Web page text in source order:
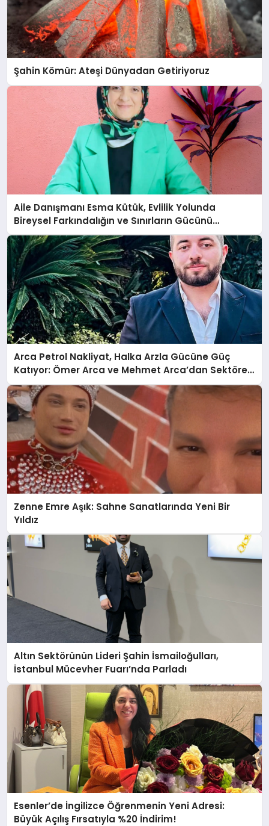
Şahin Kömür: Ateşi Dünyadan Getiriyoruz
Aile Danışmanı Esma Kütük, Evlilik Yolunda
Bireysel Farkındalığın ve Sınırların Gücünü
Anlatıyor
Arca Petrol Nakliyat, Halka Arzla Gücüne Güç
Katıyor: Ömer Arca ve Mehmet Arca’dan Sektöre
Güçlü Yatırım
Zenne Emre Aşık: Sahne Sanatlarında Yeni Bir
Yıldız
Altın Sektörünün Lideri Şahin İsmailoğulları,
İstanbul Mücevher Fuarı’nda Parladı ￼
Esenler’de İngilizce Öğrenmenin Yeni Adresi:
Büyük Açılış Fırsatıyla %20 İndirim!